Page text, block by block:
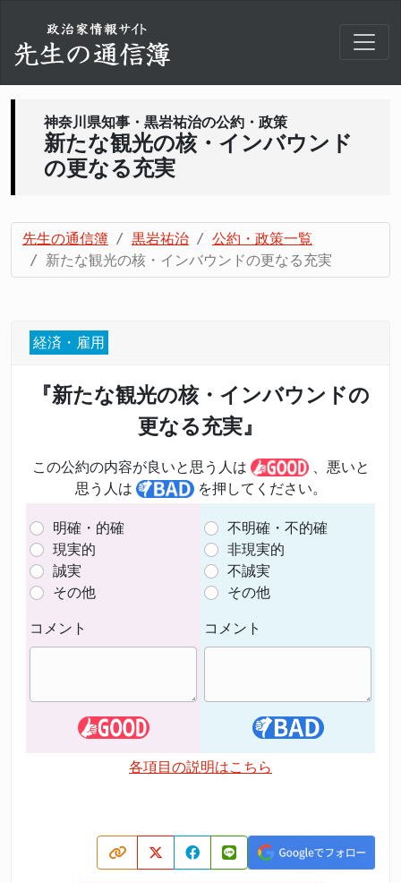
神奈川県知事・黒岩祐治の公約・政策
新たな観光の核・インバウンド
の更なる充実
先生の通信簿 黒岩祐治
公約・政策一覧
新たな観光の核・インバウンドの更なる充実
経済・雇用
『新たな観光の核・インバウンドの
更なる充実』
この公約の内容が良いと思う人は
、悪いと
思う人は
を押してください。
明確・的確
現実的
誠実
その他
コメント
不明確・不的確
非現実的
不誠実
その他
コメント
各項目の説明はこちら